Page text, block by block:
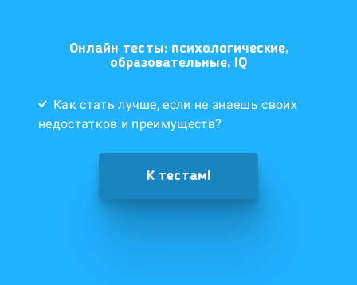
Онлайн тесты: психологические,
образовательные, IQ
Как стать лучше, если не знаешь своих
недостатков и преимуществ?
К тестам!